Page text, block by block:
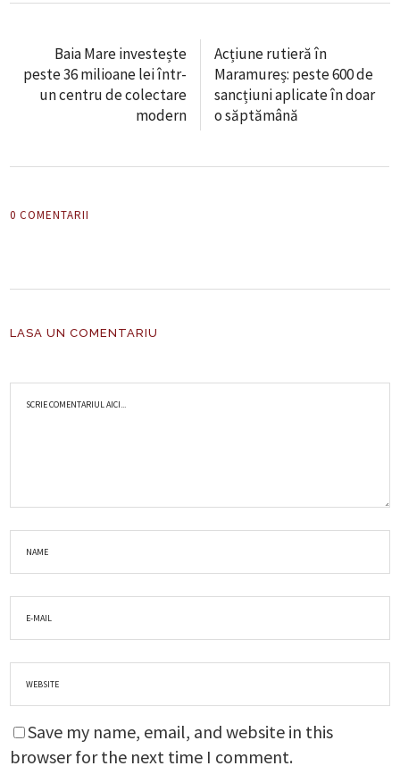
Baia Mare investește
peste 36 milioane lei într-
un centru de colectare
modern
Acțiune rutieră în
Maramureș: peste 600 de
sancțiuni aplicate în doar
o săptămână
0 COMENTARII
LASA UN COMENTARIU
Save my name, email, and website in this
browser for the next time I comment.